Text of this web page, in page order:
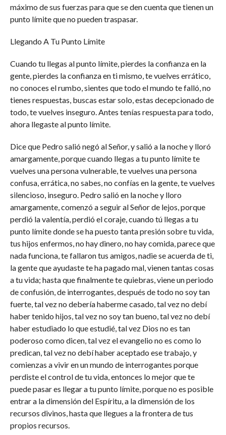
máximo de sus fuerzas para que se den cuenta que tienen un
punto límite que no pueden traspasar.
Llegando A Tu Punto Límite
Cuando tu llegas al punto límite, pierdes la confianza en la
gente, pierdes la confianza en ti mismo, te vuelves errático,
no conoces el rumbo, sientes que todo el mundo te falló, no
tienes respuestas, buscas estar solo, estas decepcionado de
todo, te vuelves inseguro. Antes tenías respuesta para todo,
ahora llegaste al punto límite.
Dice que Pedro salió negó al Señor, y salió a la noche y lloró
amargamente, porque cuando llegas a tu punto límite te
vuelves una persona vulnerable, te vuelves una persona
confusa, errática, no sabes, no confías en la gente, te vuelves
silencioso, inseguro. Pedro salió en la noche y lloro
amargamente, comenzó a seguir al Señor de lejos, porque
perdió la valentía, perdió el coraje, cuando tú llegas a tu
punto límite donde se ha puesto tanta presión sobre tu vida,
tus hijos enfermos, no hay dinero, no hay comida, parece que
nada funciona, te fallaron tus amigos, nadie se acuerda de ti,
la gente que ayudaste te ha pagado mal, vienen tantas cosas
a tu vida; hasta que finalmente te quiebras, viene un periodo
de confusión, de interrogantes, después de todo no soy tan
fuerte, tal vez no debería haberme casado, tal vez no debí
haber tenido hijos, tal vez no soy tan bueno, tal vez no debí
haber estudiado lo que estudié, tal vez Dios no es tan
poderoso como dicen, tal vez el evangelio no es como lo
predican, tal vez no debí haber aceptado ese trabajo, y
comienzas a vivir en un mundo de interrogantes porque
perdiste el control de tu vida, entonces lo mejor que te
puede pasar es llegar a tu punto límite, porque no es posible
entrar a la dimensión del Espíritu, a la dimensión de los
recursos divinos, hasta que llegues a la frontera de tus
propios recursos.